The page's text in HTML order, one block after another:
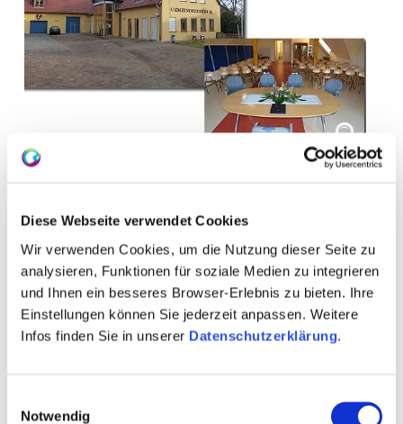
Diese Webseite verwendet Cookies
Wir verwenden Cookies, um die Nutzung dieser Seite zu
analysieren, Funktionen für soziale Medien zu integrieren
und Ihnen ein besseres Browser-Erlebnis zu bieten. Ihre
Einstellungen können Sie jederzeit anpassen. Weitere
Infos finden Sie in unserer Datenschutzerklärung.
Notwendig
Kontakt Weitere Infos & Downloads